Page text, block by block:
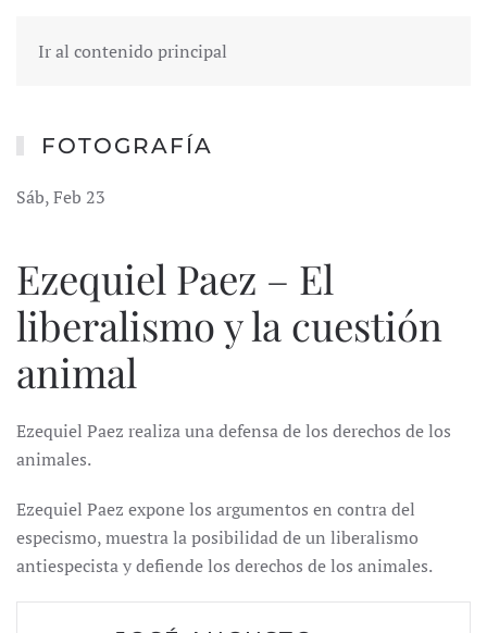
Ir al contenido principal
FOTOGRAFÍA
Sáb, Feb 23
Ezequiel Paez – El
liberalismo y la cuestión
animal
Ezequiel Paez realiza una defensa de los derechos de los
animales.
Ezequiel Paez expone los argumentos en contra del
especismo, muestra la posibilidad de un liberalismo
antiespecista y defiende los derechos de los animales.